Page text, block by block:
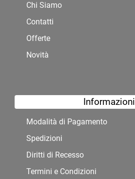
Chi Siamo
Contatti
Offerte
Novità
Informazioni
Modalità di Pagamento
Spedizioni
Diritti di Recesso
Termini e Condizioni